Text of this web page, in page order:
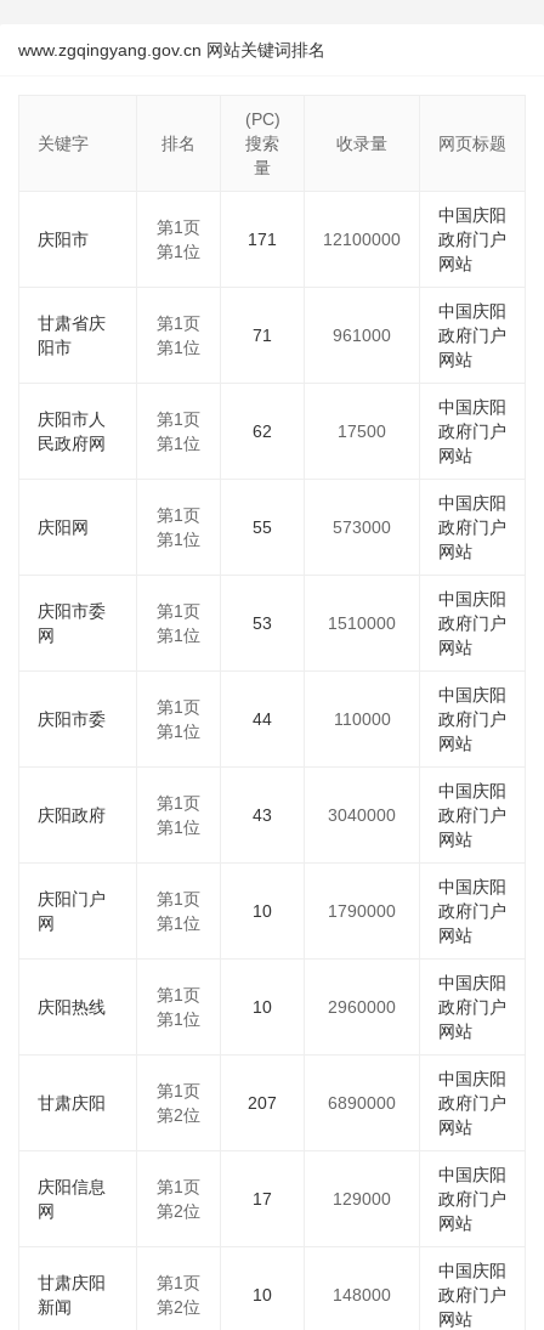
www.zgqingyang.gov.cn 网站关键词排名
关键字 排名
(PC)
搜索
量
收录量 网页标题
庆阳市
第1页
第1位
171 12100000
中国庆阳
政府门户
网站
甘肃省庆
阳市
第1页
第1位
71 961000
中国庆阳
政府门户
网站
庆阳市人
民政府网
第1页
第1位
62 17500
中国庆阳
政府门户
网站
庆阳网
第1页
第1位
55 573000
中国庆阳
政府门户
网站
庆阳市委
网
第1页
第1位
53 1510000
中国庆阳
政府门户
网站
庆阳市委
第1页
第1位
44 110000
中国庆阳
政府门户
网站
庆阳政府
第1页
第1位
43 3040000
中国庆阳
政府门户
网站
庆阳门户
网
第1页
第1位
10 1790000
中国庆阳
政府门户
网站
庆阳热线
第1页
第1位
10 2960000
中国庆阳
政府门户
网站
甘肃庆阳
第1页
第2位
207 6890000
中国庆阳
政府门户
网站
庆阳信息
网
第1页
第2位
17 129000
中国庆阳
政府门户
网站
甘肃庆阳
新闻
第1页
第2位
10 148000
中国庆阳
政府门户
网站